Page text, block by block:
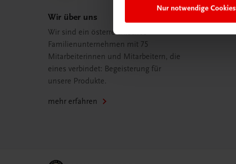
Nur notwendige Cookies
Wir über uns
Wir sind ein österreichisches
Familienunternehmen mit 75
Mitarbeiterinnen und Mitarbeitern, die
eines verbindet: Begeisterung für
unsere Produkte.
mehr erfahren